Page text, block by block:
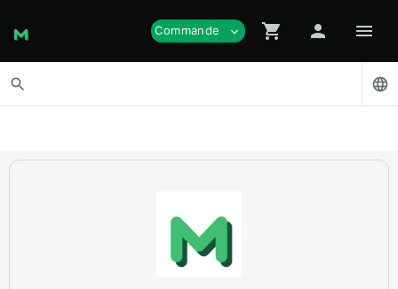
Commande expand_more shopping_cart person menu
search language